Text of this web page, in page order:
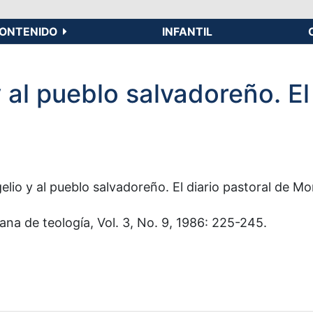
INFANTIL
pueblo salvadoreño.
y al pueblo salvadoreño. El diario pastoral de
de teología, Vol. 3, No. 9, 1986: 225-245.